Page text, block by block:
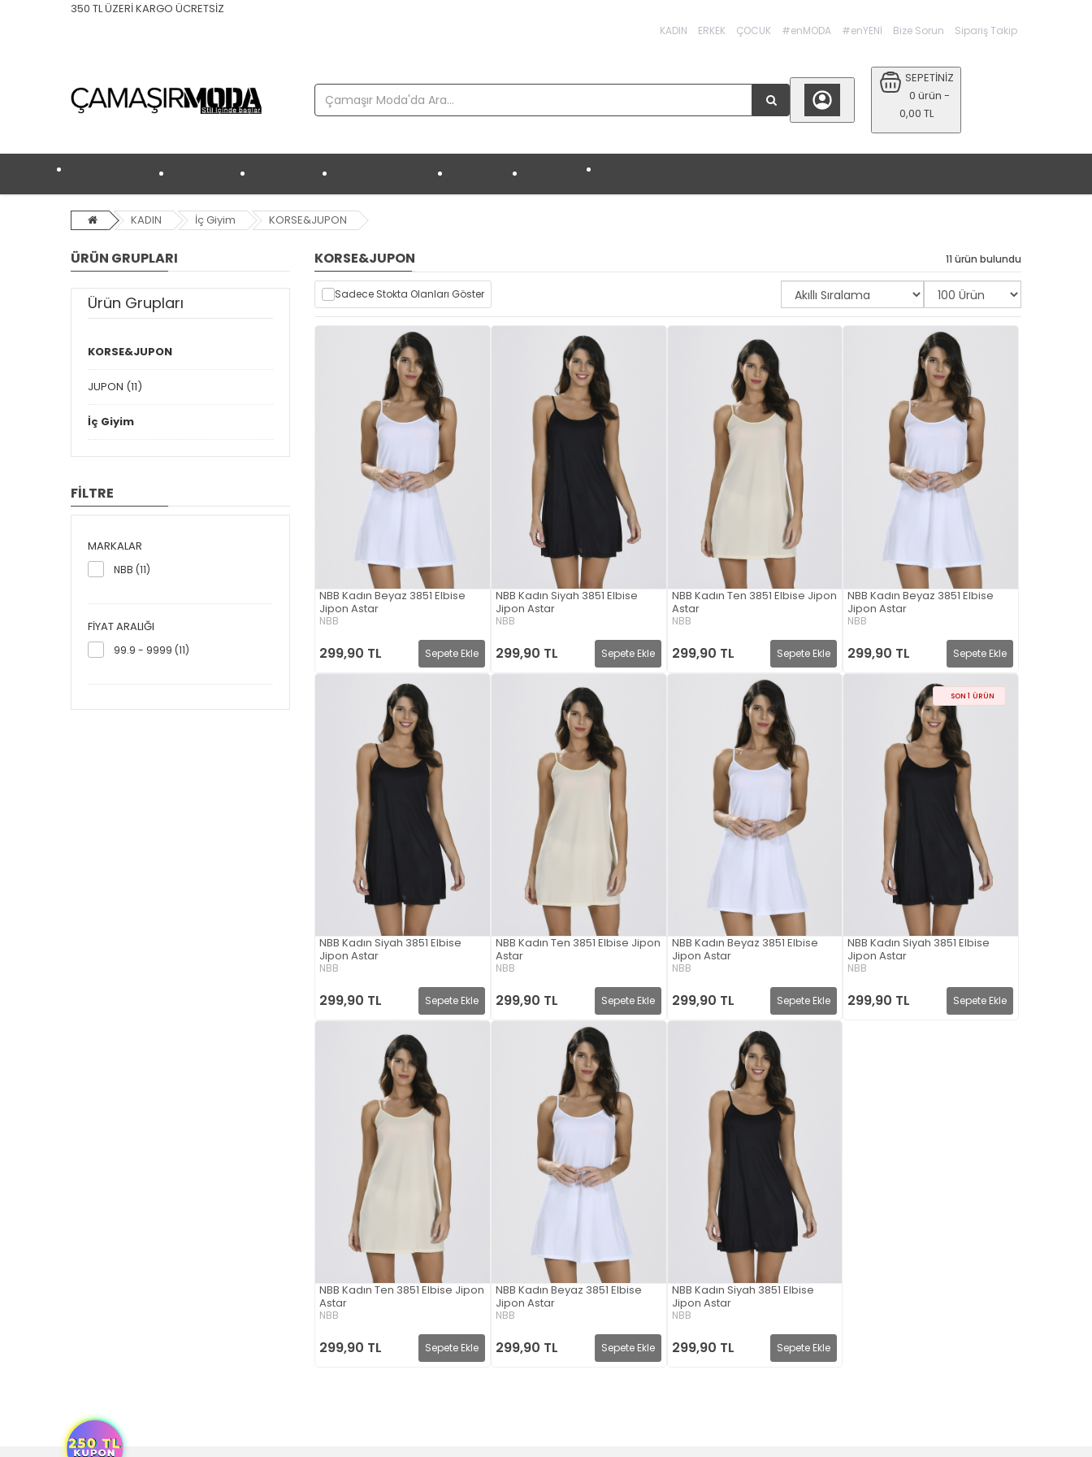
350 TL ÜZERİ KARGO ÜCRETSİZ
KADIN ERKEK ÇOCUK #enMODA #enYENİ Bize Sorun Sipariş Takip
SEPETİNİZ
0 ürün -
0,00 TL
KADIN İç Giyim KORSE&JUPON
ÜRÜN GRUPLARI
Ürün Grupları
KORSE&JUPON
JUPON (11)
İç Giyim
FİLTRE
MARKALAR
NBB (11)
FIYAT ARALIĞI
99.9 - 9999 (11)
KORSE&JUPON 11 ürün bulundu
Sadece Stokta Olanları Göster
NBB Kadın Beyaz 3851 Elbise
Jipon Astar
NBB
299,90 TL Sepete Ekle
NBB Kadın Siyah 3851 Elbise
Jipon Astar
NBB
299,90 TL Sepete Ekle
NBB Kadın Ten 3851 Elbise Jipon
Astar
NBB
299,90 TL Sepete Ekle
NBB Kadın Beyaz 3851 Elbise
Jipon Astar
NBB
299,90 TL Sepete Ekle
NBB Kadın Siyah 3851 Elbise
Jipon Astar
NBB
299,90 TL Sepete Ekle
NBB Kadın Ten 3851 Elbise Jipon
Astar
NBB
299,90 TL Sepete Ekle
NBB Kadın Beyaz 3851 Elbise
Jipon Astar
NBB
299,90 TL Sepete Ekle
SON 1 ÜRÜN
NBB Kadın Siyah 3851 Elbise
Jipon Astar
NBB
299,90 TL Sepete Ekle
NBB Kadın Ten 3851 Elbise Jipon
Astar
NBB
299,90 TL Sepete Ekle
NBB Kadın Beyaz 3851 Elbise
Jipon Astar
NBB
299,90 TL Sepete Ekle
NBB Kadın Siyah 3851 Elbise
Jipon Astar
NBB
299,90 TL Sepete Ekle